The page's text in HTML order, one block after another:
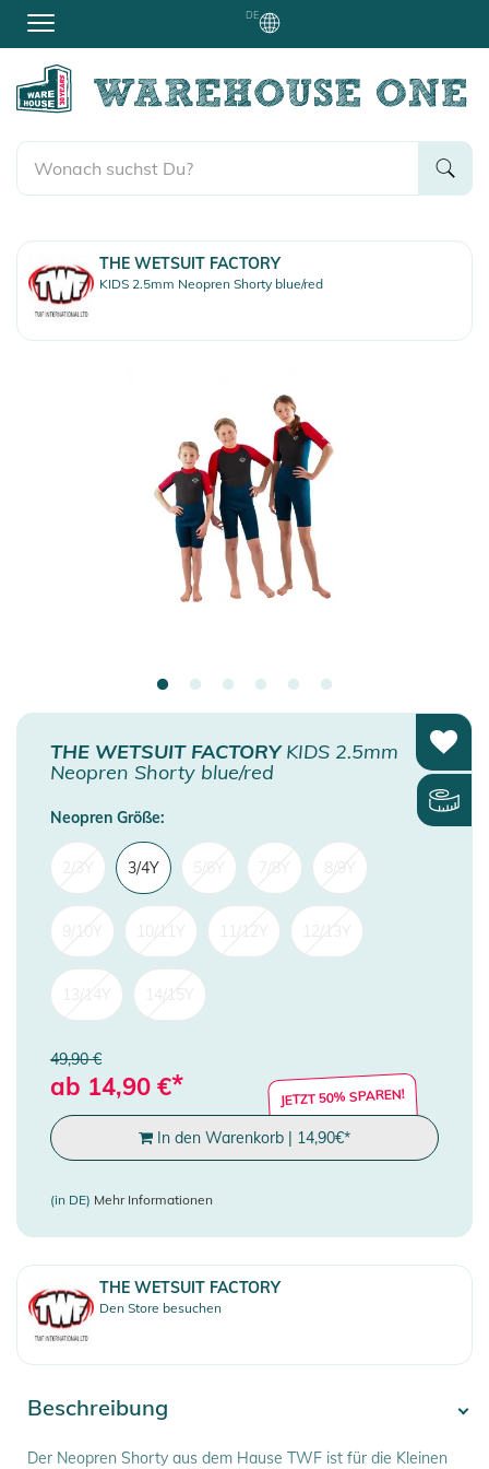
DE
THE WETSUIT FACTORY
KIDS 2.5mm Neopren Shorty blue/red
THE WETSUIT FACTORYKIDS 2.5mm
Neopren Shorty blue/red
Neopren Größe:
3/4Y
49,90 €
ab 14,90 €* JETZT 50% SPAREN!
In den Warenkorb | 14,90€*
(in DE) Mehr Informationen
THE WETSUIT FACTORY
Den Store besuchen
Beschreibung
Der Neopren Shorty aus dem Hause TWF ist für die Kleinen